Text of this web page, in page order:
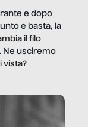
e dopo
e basta, la
il filo
Ne usciremo
vista?